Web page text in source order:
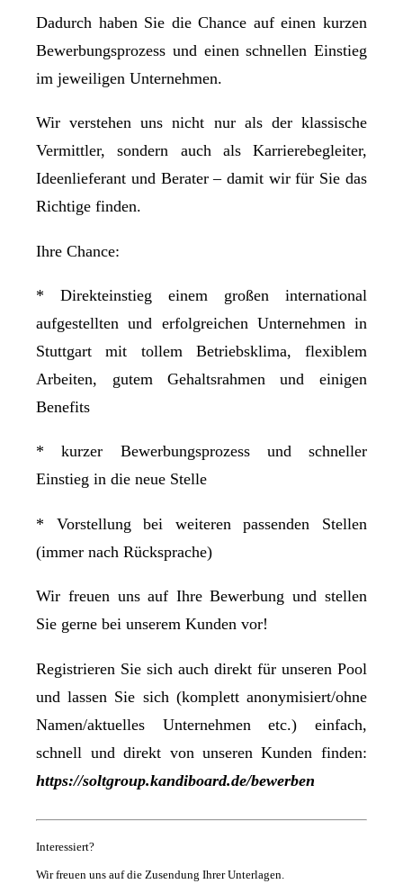
Dadurch haben Sie die Chance auf einen kurzen
Bewerbungsprozess und einen schnellen Einstieg
im jeweiligen Unternehmen.
Wir verstehen uns nicht nur als der klassische
Vermittler, sondern auch als Karrierebegleiter,
Ideenlieferant und Berater – damit wir für Sie das
Richtige finden.
Ihre Chance:
* Direkteinstieg einem großen international
aufgestellten und erfolgreichen Unternehmen in
Stuttgart mit tollem Betriebsklima, flexiblem
Arbeiten, gutem Gehaltsrahmen und einigen
Benefits
* kurzer Bewerbungsprozess und schneller
Einstieg in die neue Stelle
* Vorstellung bei weiteren passenden Stellen
(immer nach Rücksprache)
Wir freuen uns auf Ihre Bewerbung und stellen
Sie gerne bei unserem Kunden vor!
Registrieren Sie sich auch direkt für unseren Pool
und lassen Sie sich (komplett anonymisiert/ohne
Namen/aktuelles Unternehmen etc.) einfach,
schnell und direkt von unseren Kunden finden:
https://soltgroup.kandiboard.de/bewerben
Interessiert?
Wir freuen uns auf die Zusendung Ihrer Unterlagen.